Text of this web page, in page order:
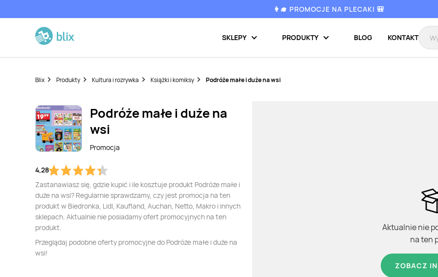
👩‍🎓 PROMOCJE NA PLECAKI 🎒
SKLEPY PRODUKTY BLOG KONTAKT
Blix Produkty Kultura i rozrywka Książki i komiksy Podróże małe i duże na wsi
Podróże małe i duże na
wsi
Promocja
4,28
Zastanawiasz się, gdzie kupić i ile kosztuje produkt Podróże małe i
duże na wsi? Regularnie sprawdzamy, czy jest promocja na ten
produkt w Biedronka, Lidl, Kaufland, Auchan, Netto, Makro i innych
sklepach. Aktualnie nie posiadamy ofert promocyjnych na ten
produkt.
Przeglądaj podobne oferty promocyjne do Podróże małe i duże na
wsi!
Aktualnie nie
na ten
ZOBACZ